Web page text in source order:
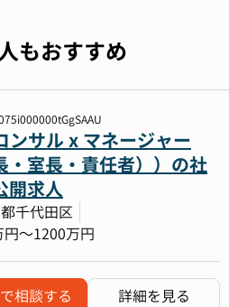
もおすすめ
ンサル x マネージャー
・室長・責任者））の社
開求人
千代田区
円〜1200万円
相談する 詳細を見る